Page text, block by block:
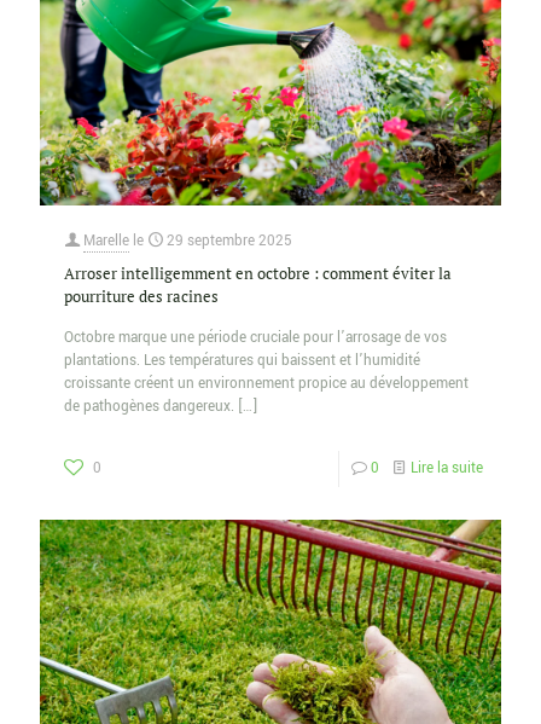
Marelle le 29 septembre 2025
Arroser intelligemment en octobre : comment éviter la
pourriture des racines
Octobre marque une période cruciale pour l’arrosage de vos
plantations. Les températures qui baissent et l’humidité
croissante créent un environnement propice au développement
de pathogènes dangereux. […]
0 0 Lire la suite